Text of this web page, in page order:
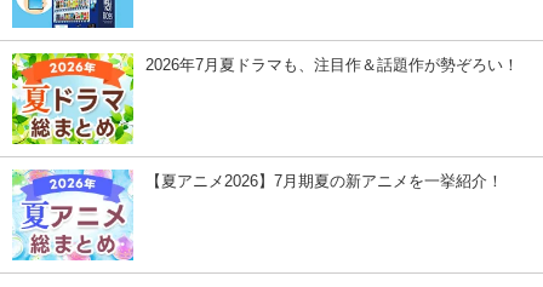
2026年7月夏ドラマも、注目作＆話題作が勢ぞろい！
【夏アニメ2026】7月期夏の新アニメを一挙紹介！